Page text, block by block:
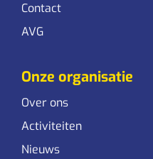
Contact
AVG
Onze organisatie
Over ons
Activiteiten
Nieuws